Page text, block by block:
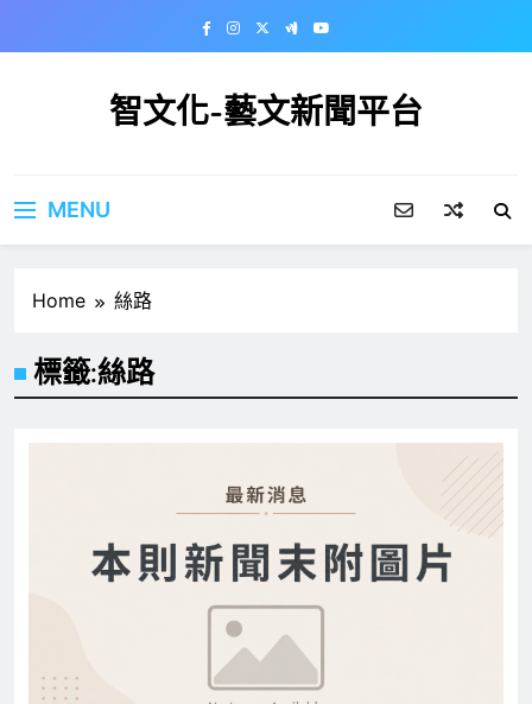
智文化-藝文新聞平台
MENU
Home 絲路
標籤:絲路